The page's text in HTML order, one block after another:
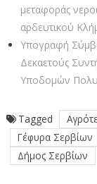
μεταφοράς
αρδευτικού
Υπογραφή
Δεκαετούς
Υποδομών
Tagged
Γέφυρα Σερβίων
Δήμος Σερβίων